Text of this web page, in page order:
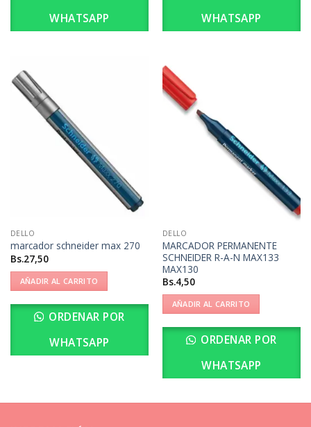
WHATSAPP
WHATSAPP
DELLO
marcador schneider max 270
Bs.27,50
AÑADIR AL CARRITO
ORDENAR POR
WHATSAPP
DELLO
MARCADOR PERMANENTE
SCHNEIDER R-A-N MAX133
MAX130
Bs.4,50
AÑADIR AL CARRITO
ORDENAR POR
WHATSAPP